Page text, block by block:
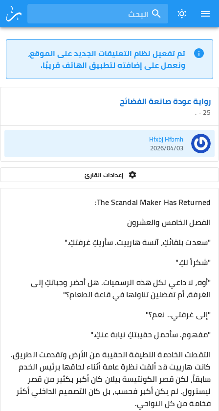
البحث
تم تفعيل نظام التعليقات الجديد على الموقع،
ونعمل على إضافته لتطبيق الهاتف قريبًا.
رواية عودة صانعة الفضائح
25 - .
Hfxbj Hfbmh
2026/04/03
إعدادات القارئ
The Scandal Maker Has Returned:
الفصل الخامس والعشرون
​"سعدت بلقائكِ، آنسة هارييت. سأريكِ غرفتكِ."
"شكراً لكِ."
"أوه، لا داعي لكل هذه الرسميات. هل أحضر وجباتكِ إلى
الغرفة، أم تفضلين تناولها في قاعة الطعام؟"
"إلى غرفتي.. نعم؟"
"مفهوم. سأحمل حقيبتكِ نيابة عنكِ."
​التقطت الخادمة اللطيفة الحقيبة من الأرض وتقدمت الطريق.
كانت هارييت قد ألقت نظرة عامة أثناء لحاقها برئيس الخدم
سابقاً، لكن قصر الكونتيسة بيلان كان أكبر بكثير من قصر
ليسترول. لم يكن أكبر فحسب، بل كان التصميم الداخلي أكثر
فخامة من كل النواحي.